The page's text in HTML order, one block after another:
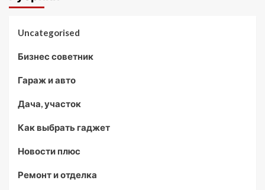
Uncategorised
Бизнес советник
Гараж и авто
Дача, участок
Как выбрать гаджет
Новости плюс
Ремонт и отделка